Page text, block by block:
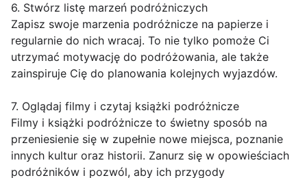
6. Stwórz listę marzeń podróżniczych
Zapisz swoje marzenia podróżnicze na papierze i
regularnie do nich wracaj. To nie tylko pomoże Ci
utrzymać motywację do podróżowania, ale także
zainspiruje Cię do planowania kolejnych wyjazdów.
7. Oglądaj filmy i czytaj książki podróżnicze
Filmy i książki podróżnicze to świetny sposób na
przeniesienie się w zupełnie nowe miejsca, poznanie
innych kultur oraz historii. Zanurz się w opowieściach
podróżników i pozwól, aby ich przygody